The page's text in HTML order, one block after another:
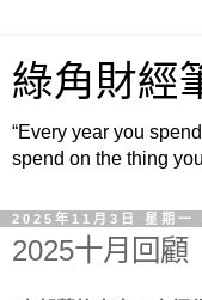
綠角財經
“Every year you
spend on the thing
2025年11月3日 星期一
2025十月回顧